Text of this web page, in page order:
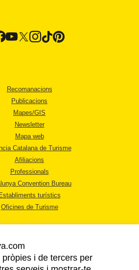
Recomanacions
Publicacions
Mapes/GIS
Newsletter
Mapa web
Catalana de Turisme
Afiliacions
Professionals
Convention Bureau
Establiments turístics
Oficines de Turisme
i de tercers per